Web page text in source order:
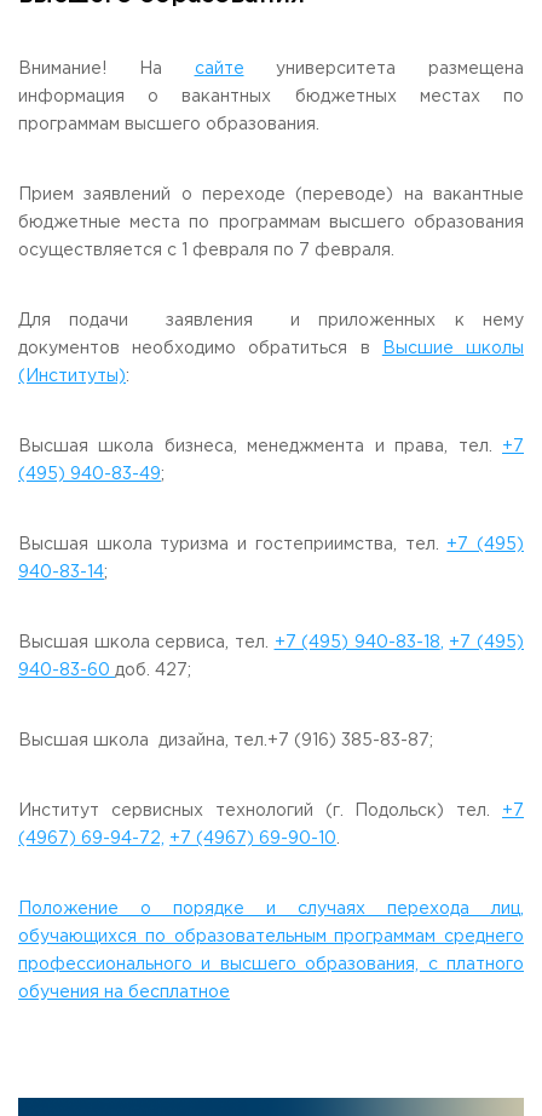
Общежитие / Кампус РГУТИС
Контакты
Дополнительное образование
Федеральное учебно-методическое объединение в
системе ВО
Профком
Конкурс ППС
ЗАКАЗАТЬ ОБРАТНЫЙ ЗВОНОК
141221, Московская обл.,
Городской округ
Пушкинский,
ТЕЛЕФОНЫ
E-MAIL
info@rguts.ru
ГРАФИК И РЕЖИМ РАБОТЫ
пн-чт: с 09:00 до 18:00;
Приемная комиссия
Внимание! На сайте университета размещена
информация о вакантных бюджетных местах по
программам высшего образования.
Прием заявлений о переходе (переводе) на вакантные
бюджетные места по программам высшего образования
осуществляется с 1 февраля по 7 февраля.
Для подачи заявления и приложенных к нему
документов необходимо обратиться в
Высшие школы
(Институты):
Высшая школа бизнеса, менеджмента и права, тел. +7
(495) 940-83-49;
Высшая школа туризма и гостеприимства, тел. +7 (495)
940-83-14;
Высшая школа сервиса, тел. +7 (495) 940-83-18
+7 (495)
940-83-60 доб. 427;
Высшая школа дизайна, тел. +7 (916) 385-83-87;
Институт сервисных технологий (г. Подольск) тел. +7
(4967) 69-94-72,
+7 (4967) 69-90-10
Положение о порядке и случаях перехода лиц,
обучающихся по образовательным программам среднего
профессионального и высшего образования, с платного
обучения на бесплатное